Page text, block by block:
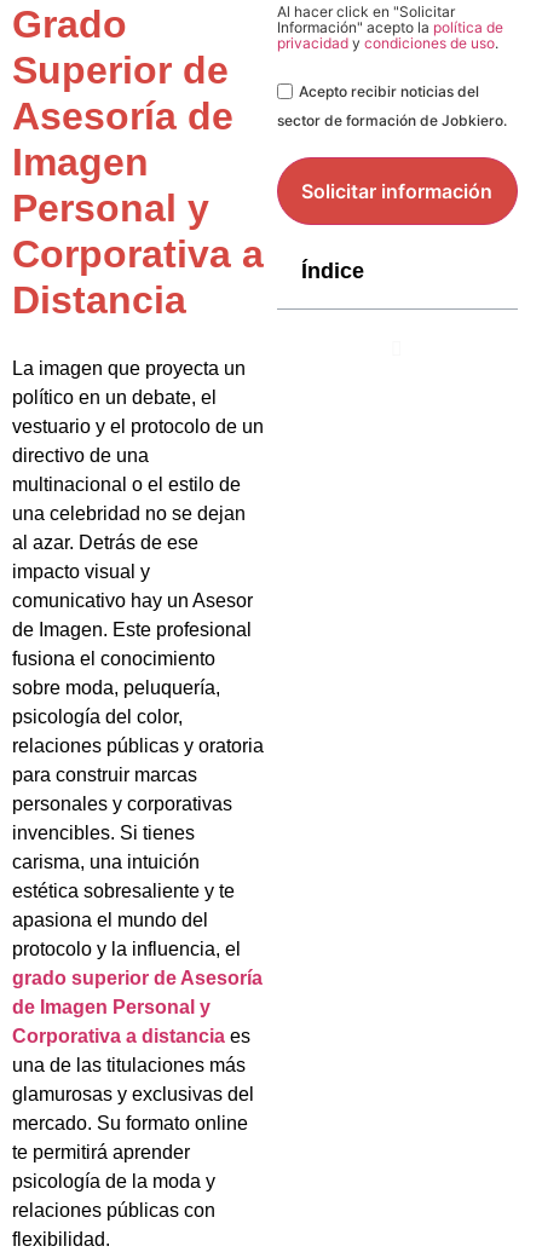
Grado
Superior de
Asesoría de
Imagen
Personal y
Corporativa a
Distancia
La imagen que proyecta un
político en un debate, el
vestuario y el protocolo de un
directivo de una
multinacional o el estilo de
una celebridad no se dejan
al azar. Detrás de ese
impacto visual y
comunicativo hay un Asesor
de Imagen. Este profesional
fusiona el conocimiento
sobre moda, peluquería,
psicología del color,
relaciones públicas y oratoria
para construir marcas
personales y corporativas
invencibles. Si tienes
carisma, una intuición
estética sobresaliente y te
apasiona el mundo del
protocolo y la influencia, el
grado superior de Asesoría
de Imagen Personal y
Corporativa a distancia es
una de las titulaciones más
glamurosas y exclusivas del
mercado. Su formato online
te permitirá aprender
psicología de la moda y
relaciones públicas con
flexibilidad.
Al hacer click en "Solicitar
Información" acepto la política de
privacidad y condiciones de uso.
LegalAcepto recibir noticias del
sector de formación de Jobkiero.
Índice